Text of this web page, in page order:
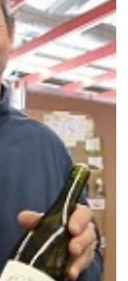
いた。 今回の初耳
ルトに５年間も住ん
・ヴィエルジュ・ル
みました。
如くに現れて、
げたCosmicのサルバ
んのワインが大好き